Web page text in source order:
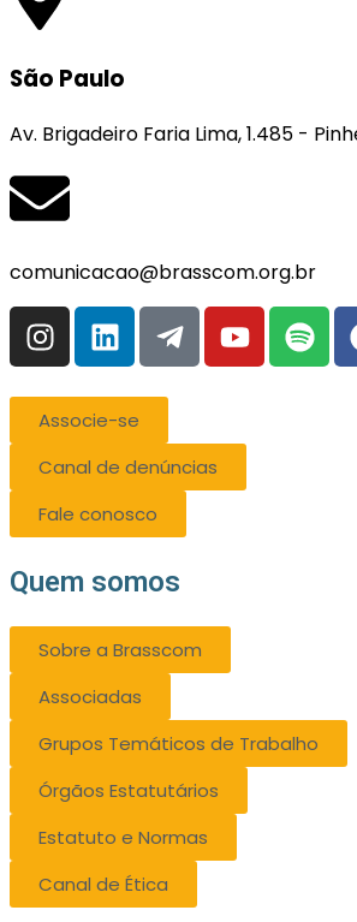
São Paulo
Av. Brigadeiro Faria Lima, 1.485 -
comunicacao@brasscom.org.br
Associe-se
Canal de denúncias
Fale conosco
Quem somos
Sobre a Brasscom
Associadas
Grupos Temáticos de Trabalho
Órgãos Estatutários
Estatuto e Normas
Canal de Ética